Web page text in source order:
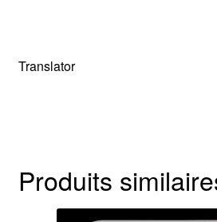
Translator
Produits